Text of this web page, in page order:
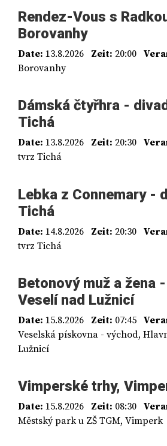
Rendez-Vous s
Borovanhy
Date: 13.8.2026 Zeit: 20:00
Borovanhy
Dámská čtyřhra -
Tichá
Date: 13.8.2026 Zeit: 20:30
tvrz Tichá
Lebka z Connemary -
Tichá
Date: 14.8.2026 Zeit: 20:30
tvrz Tichá
Betonový muž a žena
Veselí nad Lužnicí
Date: 15.8.2026 Zeit: 07:45
Veselská pískovna - východ,
Lužnicí
Vimperské trhy,
Date: 15.8.2026 Zeit: 08:30
Městský park u ZŠ TGM, Vimperk